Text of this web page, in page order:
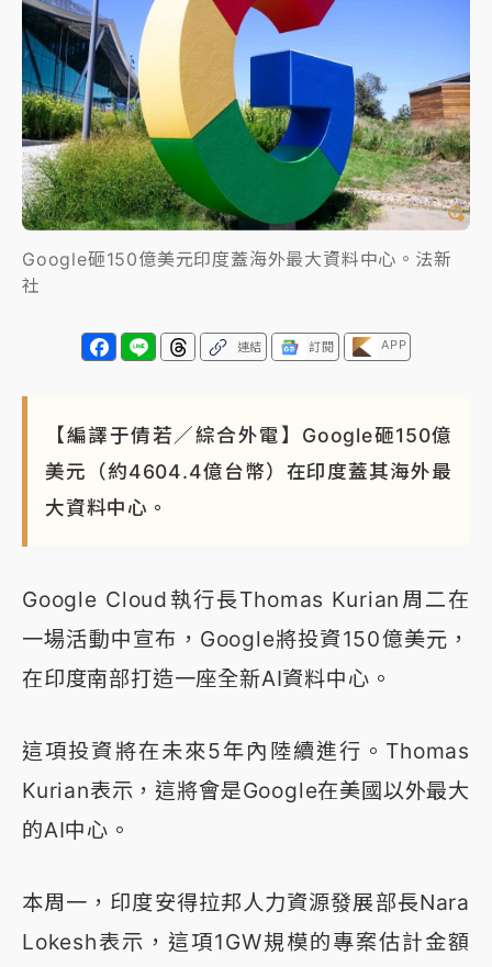
中信慈善基金會想增加董事人數！辜仲諒向法院聲請遭
駁 理由曝光
故宮《龍藏經》特展第2檔！今線上預約開賣一度塞車
周六起展出延長至晚上7時
台東農業處長涉圖利渡假村！東檢抗告成功 今重開羈
押庭
父親節泡湯了！中颱白海豚雨彈轟3天 「紅到發紫」降
雨熱區曝
Google砸150億美元印度蓋海外最大資料中心。法新
社
連結 訂閱 APP
【編譯于倩若／綜合外電】Google砸150億
美元（約4604.4億台幣）在印度蓋其海外最
大資料中心。
Google Cloud執行長Thomas Kurian周二在
一場活動中宣布，Google將投資150億美元，
在印度南部打造一座全新AI資料中心。
這項投資將在未來5年內陸續進行。Thomas
Kurian表示，這將會是Google在美國以外最大
的AI中心。
本周一，印度安得拉邦人力資源發展部長Nara
Lokesh表示，這項1GW規模的專案估計金額